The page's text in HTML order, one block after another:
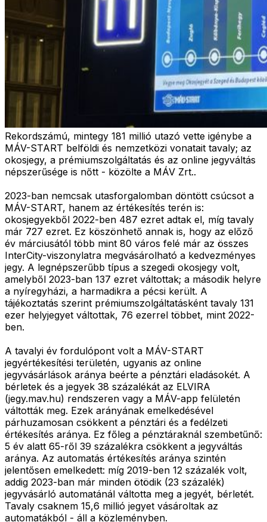
Rekordszámú, mintegy 181 millió utazó vette igénybe a
MÁV-START belföldi és nemzetközi vonatait tavaly; az
okosjegy, a prémiumszolgáltatás és az online jegyváltás
népszerűsége is nőtt - közölte a MÁV Zrt..
2023-ban nemcsak utasforgalomban döntött csúcsot a
MÁV-START, hanem az értékesítés terén is:
okosjegyekből 2022-ben 487 ezret adtak el, míg tavaly
már 727 ezret. Ez köszönhető annak is, hogy az előző
év márciusától több mint 80 város felé már az összes
InterCity-viszonylatra megvásárolható a kedvezményes
jegy. A legnépszerűbb típus a szegedi okosjegy volt,
amelyből 2023-ban 137 ezret váltottak; a második helyre
a nyíregyházi, a harmadikra a pécsi került. A
tájékoztatás szerint prémiumszolgáltatásként tavaly 131
ezer helyjegyet váltottak, 76 ezerrel többet, mint 2022-
ben.
A tavalyi év fordulópont volt a MÁV-START
jegyértékesítési területén, ugyanis az online
jegyvásárlások aránya beérte a pénztári eladásokét. A
bérletek és a jegyek 38 százalékát az ELVIRA
(jegy.mav.hu) rendszeren vagy a MÁV-app felületén
váltották meg. Ezek arányának emelkedésével
párhuzamosan csökkent a pénztári és a fedélzeti
értékesítés aránya. Ez főleg a pénztáraknál szembetűnő:
5 év alatt 65-ről 39 százalékra csökkent a jegyváltás
aránya. Az automatás értékesítés aránya szintén
jelentősen emelkedett: míg 2019-ben 12 százalék volt,
addig 2023-ban már minden ötödik (23 százalék)
jegyvásárló automatánál váltotta meg a jegyét, bérletét.
Tavaly csaknem 15,6 millió jegyet vásároltak az
automatákból - áll a közleményben.